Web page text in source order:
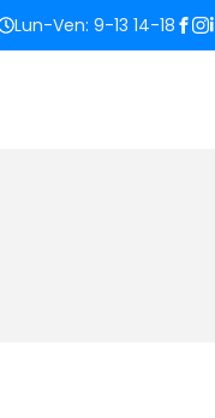
Lun-Ven: 9-13 14-18